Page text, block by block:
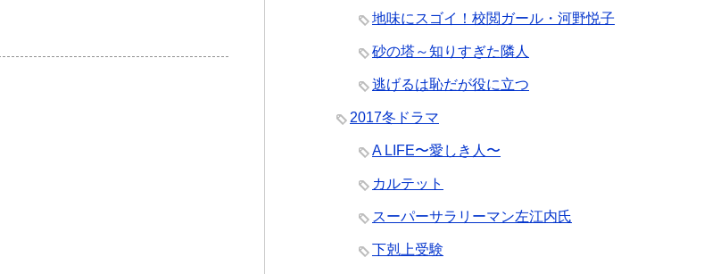
地味にスゴイ！校閲ガール・河野悦子
砂の塔～知りすぎた隣人
逃げるは恥だが役に立つ
2017冬ドラマ
A LIFE〜愛しき人〜
カルテット
スーパーサラリーマン左江内氏
下剋上受験